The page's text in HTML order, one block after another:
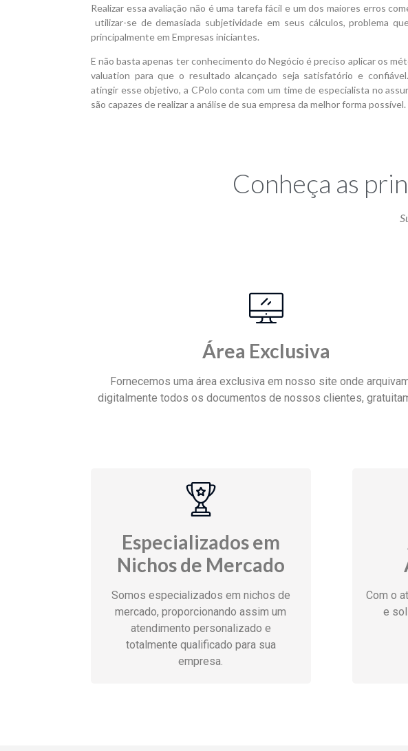
Realizar essa avaliação não é uma tarefa fácil e um dos maiores erros
utilizar-se de demasiada subjetividade em seus cálculos, problema
principalmente em Empresas iniciantes.
E não basta apenas ter conhecimento do Negócio é preciso aplicar os
valuation para que o resultado alcançado seja satisfatório e
atingir esse objetivo, a CPolo conta com um time de especialista no
são capazes de realizar a análise de sua empresa da melhor forma possível.
Conheça as
Área Exclusiva
Fornecemos uma área exclusiva em nosso site onde
digitalmente todos os documentos de nossos clientes,
Especializados em
Nichos de Mercado
Somos especializados em nichos de
mercado, proporcionando assim um
atendimento personalizado e
totalmente qualificado para sua
empresa.
Com o
e